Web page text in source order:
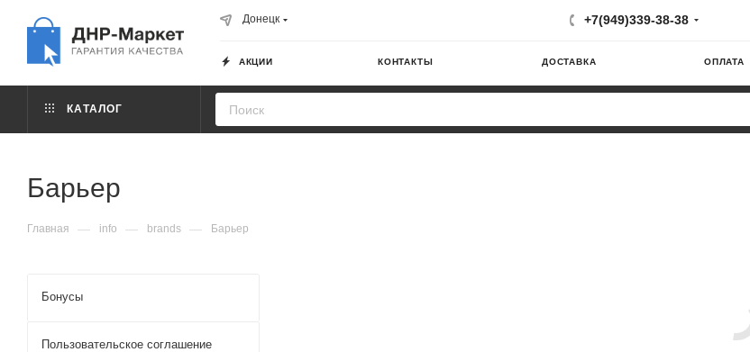
Донецк +7(949)339-38-38
АКЦИИ КОНТАКТЫ ДОСТАВКА ОПЛАТА
КАТАЛОГ
Барьер
Главная — info — brands — Барьер
Бонусы
Пользовательское соглашение